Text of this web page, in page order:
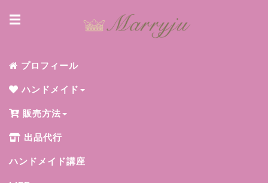
☰
プロフィール
ハンドメイド
販売方法
出品代行
ハンドメイド講座